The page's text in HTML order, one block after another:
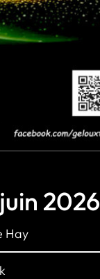
2026
Hay